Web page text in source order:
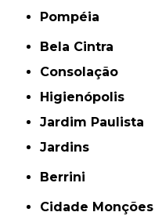
Pompéia
Bela Cintra
Consolação
Higienópolis
Jardim Paulista
Jardins
Berrini
Cidade Monções